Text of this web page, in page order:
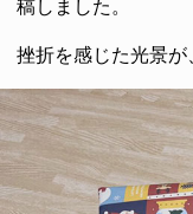
稿しました。
挫折を感じた光景が